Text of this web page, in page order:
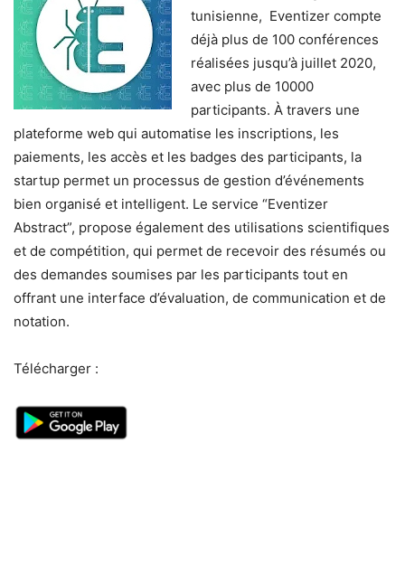
tunisienne, Eventizer compte
déjà plus de 100 conférences
réalisées jusqu’à juillet 2020,
avec plus de 10000
participants. À travers une
plateforme web qui automatise les inscriptions, les
paiements, les accès et les badges des participants, la
startup permet un processus de gestion d’événements
bien organisé et intelligent. Le service “Eventizer
Abstract”, propose également des utilisations scientifiques
et de compétition, qui permet de recevoir des résumés ou
des demandes soumises par les participants tout en
offrant une interface d’évaluation, de communication et de
notation.
Télécharger :